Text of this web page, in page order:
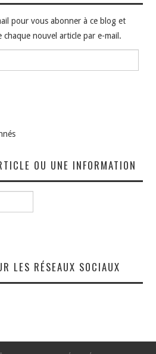
pour vous abonner à ce blog et
nouvel article par e-mail.
OU UNE INFORMATION
LES RÉSEAUX SOCIAUX